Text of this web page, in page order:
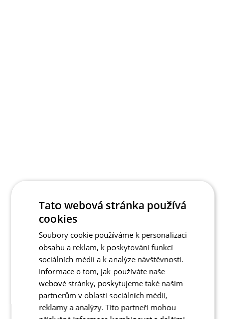
Tato webová stránka používá
cookies
Soubory cookie používáme k personalizaci
obsahu a reklam, k poskytování funkcí
sociálních médií a k analýze návštěvnosti.
Informace o tom, jak používáte naše
webové stránky, poskytujeme také našim
partnerům v oblasti sociálních médií,
reklamy a analýzy. Tito partneři mohou